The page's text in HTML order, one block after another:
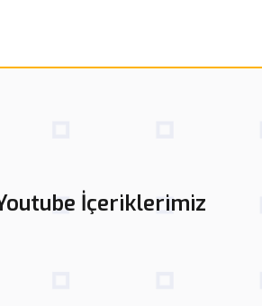
İçeriklerimiz